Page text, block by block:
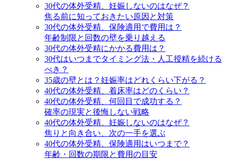
30代の体外受精、妊娠しないのはなぜ？
焦る前に知っておきたい原因と対策
30代の体外受精、保険適用で費用は？
年齢制限と回数の壁を乗り越える
30代の体外受精にかかる費用は？
30代はいつまでタイミング法・人工授精を続ける
べき？
35歳の壁とは？妊娠率はどれくらい下がる？
40代の体外受精、着床率はどのくらい？
40代の体外受精、何回目で成功する？
確率の現実と後悔しない戦略
40代の体外受精、妊娠しないのはなぜ？
焦りと向き合い、次の一手を選ぶ
40代の体外受精、保険適用はいつまで？
年齢・回数の期限と費用の目安